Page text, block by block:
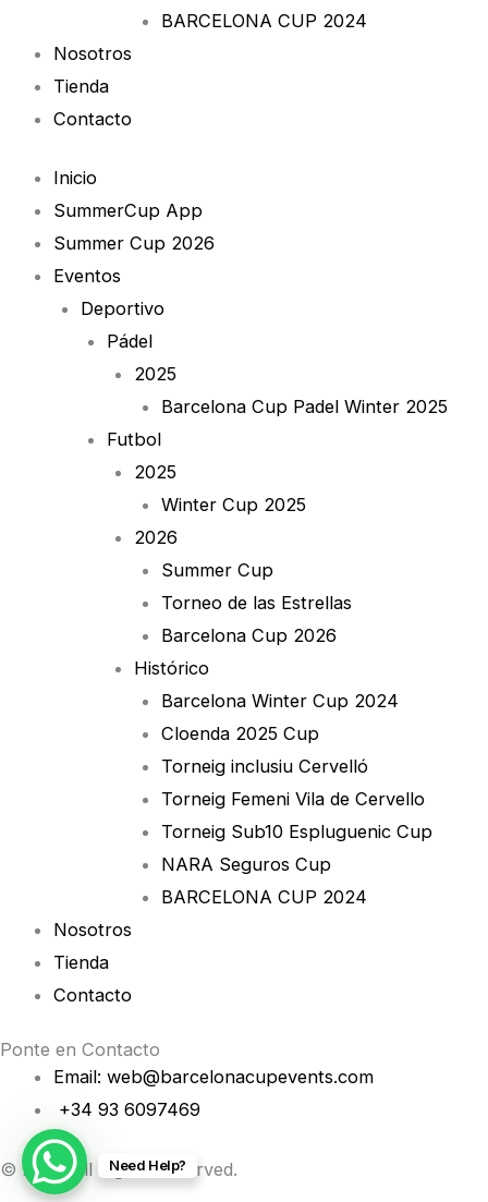
BARCELONA CUP 2024
Nosotros
Tienda
Contacto
Inicio
SummerCup App
Summer Cup 2026
Eventos
Deportivo
Pádel
2025
Barcelona Cup Padel Winter 2025
Futbol
2025
Winter Cup 2025
2026
Summer Cup
Torneo de las Estrellas
Barcelona Cup 2026
Histórico
Barcelona Winter Cup 2024
Cloenda 2025 Cup
Torneig inclusiu Cervelló
Torneig Femeni Vila de Cervello
Torneig Sub10 Espluguenic Cup
NARA Seguros Cup
BARCELONA CUP 2024
Nosotros
Tienda
Contacto
Ponte en Contacto
Email: web@barcelonacupevents.com
+34 93 6097469
© 2026 All Rights Reserved.
Need Help?